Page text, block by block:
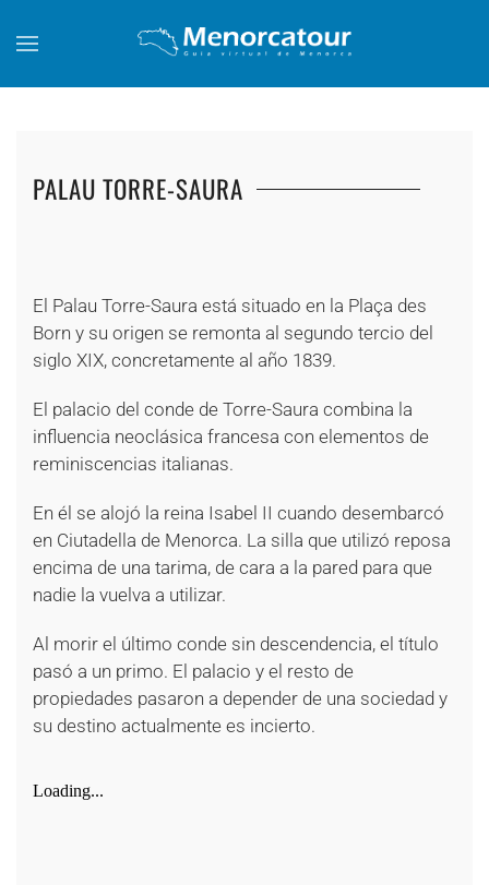
Skip to main content
PALAU TORRE-SAURA
El Palau Torre-Saura está situado en la Plaça des
Born y su origen se remonta al segundo tercio del
siglo XIX, concretamente al año 1839.
El palacio del conde de Torre-Saura combina la
influencia neoclásica francesa con elementos de
reminiscencias italianas.
En él se alojó la reina Isabel II cuando desembarcó
en Ciutadella de Menorca. La silla que utilizó reposa
encima de una tarima, de cara a la pared para que
nadie la vuelva a utilizar.
Al morir el último conde sin descendencia, el título
pasó a un primo. El palacio y el resto de
propiedades pasaron a depender de una sociedad y
su destino actualmente es incierto.